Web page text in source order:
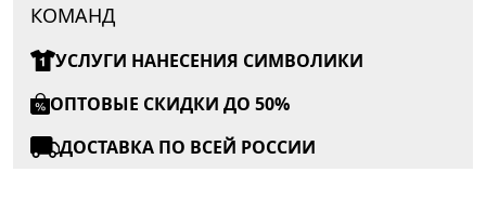
КОМАНД
УСЛУГИ НАНЕСЕНИЯ СИМВОЛИКИ
ОПТОВЫЕ СКИДКИ ДО 50%
ДОСТАВКА ПО ВСЕЙ РОССИИ